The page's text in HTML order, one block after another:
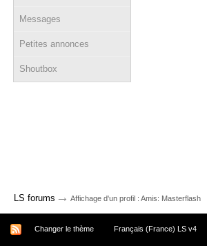
Messages
Petites annonces
Shoutbox
LS forums → Affichage d'un profil : Amis: Masterflash
Changer le thème Français (France) LS v4